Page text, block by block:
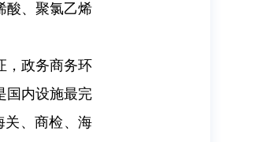
酸、聚氯乙烯
，政务商务环
国内设施最完
关、商检、海